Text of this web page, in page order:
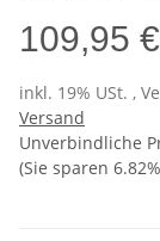
109,95 €
inkl. 19% USt. ,
Versand
Unverbindliche
(Sie sparen 6.82%